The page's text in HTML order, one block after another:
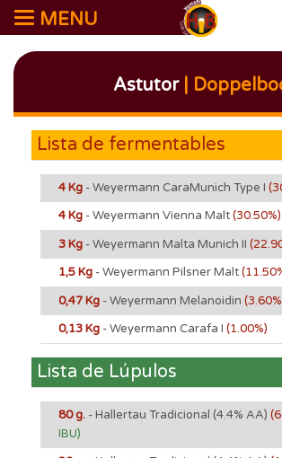
MENU
Astutor|
Lista de fermentables
4 Kg - Weyermann CaraMunich Type I
4 Kg - Weyermann Vienna Malt(30.50%)
3 Kg - Weyermann Malta Munich II
1,5 Kg - Weyermann Pilsner Malt
0,47 Kg - Weyermann Melanoidin
0,13 Kg - Weyermann Carafa I (1.00%)
Lista de Lúpulos
80 g. - Hallertau Tradicional (4.4% AA)
IBU)